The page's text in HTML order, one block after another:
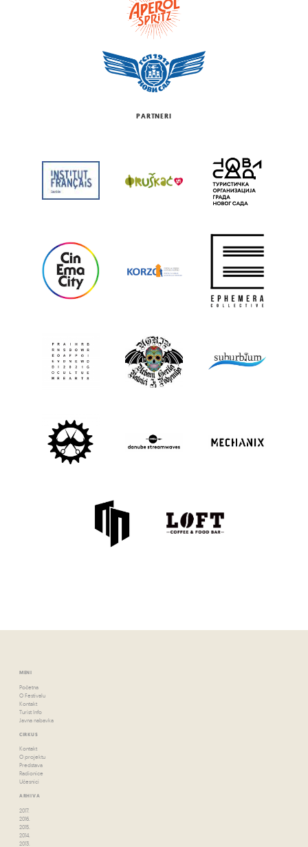
PARTNERI
MENI
Početna
O Festivalu
Kontakt
Turist Info
Javna nabavka
CIRKUS
Kontakt
O projektu
Predstava
Radionice
Učesnici
ARHIVA
2017.
2016.
2015.
2014.
2013.